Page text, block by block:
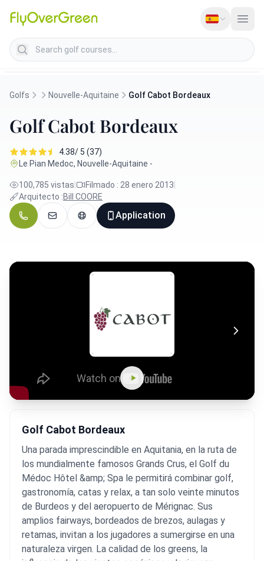
Search golf courses
Golfs Nouvelle-Aquitaine Golf Cabot Bordeaux
Golf Cabot Bordeaux
4.38/ 5 (37)
Le Pian Medoc, Nouvelle-Aquitaine -
100,785 vistas Filmado : 28 enero 2013
Arquitecto :Bill COORE
Application
Golf Cabot Bordeaux
Una parada imprescindible en Aquitania, en la ruta de
los mundialmente famosos Grands Crus, el Golf du
Médoc Hôtel &amp; Spa le permitirá combinar golf,
gastronomía, catas y relax, a tan solo veinte minutos
de Burdeos y del aeropuerto de Mérignac. Sus
amplios fairways, bordeados de brezos, aulagas y
retamas, invitan a los jugadores a sumergirse en una
naturaleza virgen. La calidad de los greens, la